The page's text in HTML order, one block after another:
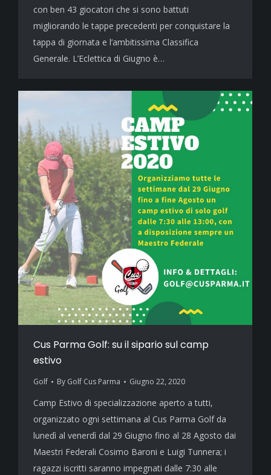
con ben 43 giocatori che si sono battuti
migliorando le tappe precedenti per conquistare la
tappa di giornata e l’ambitissima Classifica
Generale. L’Eclettica di Giugno è…
Cus Parma Golf: su il sipario sul camp
estivo
Golf By Golf Cus Parma Giugno 22, 2020
Camp Estivo di specializzazione aperto a tutti,
organizzato ogni settimana al Cus Parma Golf da
lunedì al venerdì dal 29 Giugno fino al 28 Agosto dai
Maestri Federali Cosimo Baroni e Luigi Tunnera; i
ragazzi iscritti saranno impegnati dalle 7:30 alle